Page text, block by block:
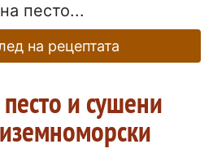
песто...
на рецептата
и сушени